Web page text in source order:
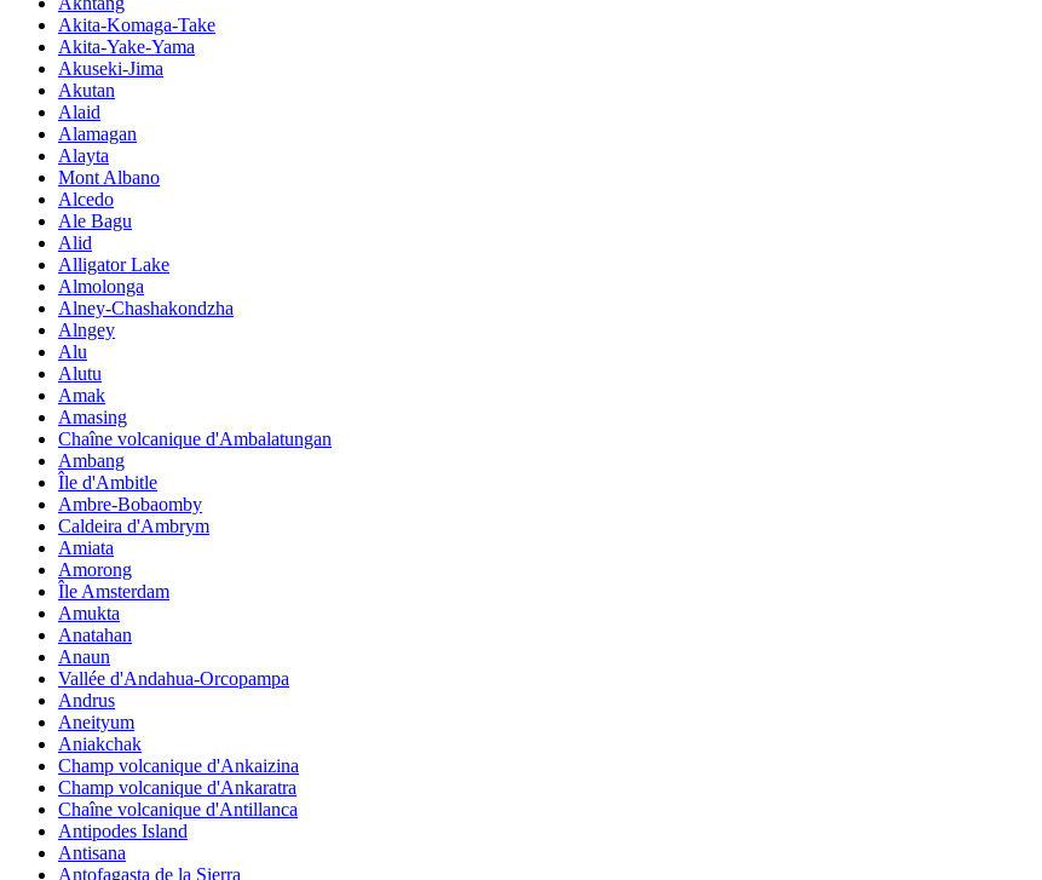
Akita-Komaga-Take
Akita-Yake-Yama
Akuseki-Jima
Akutan
Alaid
Alamagan
Alayta
Mont Albano
Alcedo
Ale Bagu
Alid
Alligator Lake
Almolonga
Alney-Chashakondzha
Alngey
Alu
Alutu
Amak
Amasing
Chaîne volcanique d'Ambalatungan
Ambang
Île d'Ambitle
Ambre-Bobaomby
Caldeira d'Ambrym
Amiata
Amorong
Île Amsterdam
Amukta
Anatahan
Anaun
Vallée d'Andahua-Orcopampa
Andrus
Aneityum
Aniakchak
Champ volcanique d'Ankaizina
Champ volcanique d'Ankaratra
Chaîne volcanique d'Antillanca
Antipodes Island
Antisana
Antofagasta de la Sierra